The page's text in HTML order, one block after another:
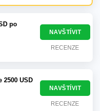
po
NAVŠTÍVIT
RECENZE
2500 USD
NAVŠTÍVIT
RECENZE